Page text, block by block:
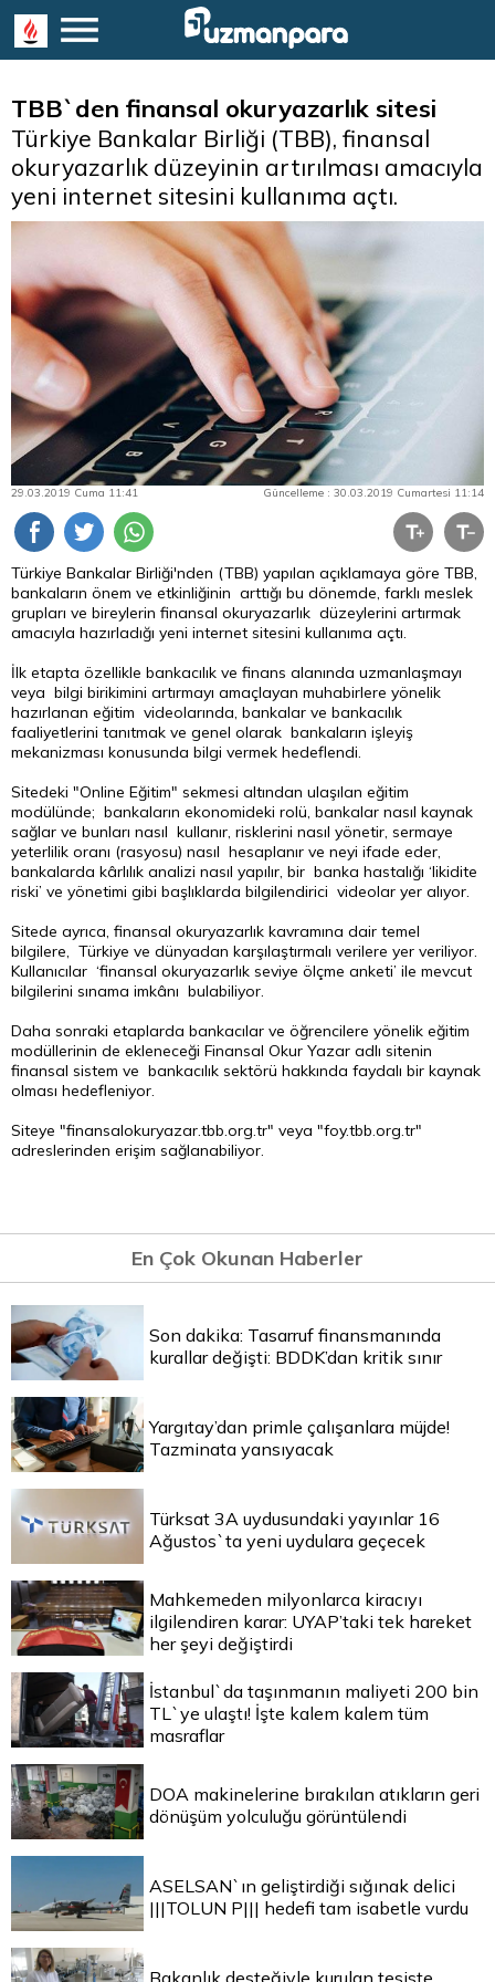
TBB`den finansal okuryazarlık sitesi
Türkiye Bankalar Birliği (TBB), finansal
okuryazarlık düzeyinin artırılması amacıyla
yeni internet sitesini kullanıma açtı.
29.03.2019 Cuma 11:41 Güncelleme : 30.03.2019 Cumartesi 11:14
Türkiye Bankalar Birliği'nden (TBB) yapılan açıklamaya göre TBB,
bankaların önem ve etkinliğinin arttığı bu dönemde, farklı meslek
grupları ve bireylerin finansal okuryazarlık düzeylerini artırmak
amacıyla hazırladığı yeni internet sitesini kullanıma açtı.
İlk etapta özellikle bankacılık ve finans alanında uzmanlaşmayı
veya bilgi birikimini artırmayı amaçlayan muhabirlere yönelik
hazırlanan eğitim videolarında, bankalar ve bankacılık
faaliyetlerini tanıtmak ve genel olarak bankaların işleyiş
mekanizması konusunda bilgi vermek hedeflendi.
Sitedeki "Online Eğitim" sekmesi altından ulaşılan eğitim
modülünde; bankaların ekonomideki rolü, bankalar nasıl kaynak
sağlar ve bunları nasıl kullanır, risklerini nasıl yönetir, sermaye
yeterlilik oranı (rasyosu) nasıl hesaplanır ve neyi ifade eder,
bankalarda kârlılık analizi nasıl yapılır, bir banka hastalığı ‘likidite
riski’ ve yönetimi gibi başlıklarda bilgilendirici videolar yer alıyor.
Sitede ayrıca, finansal okuryazarlık kavramına dair temel
bilgilere, Türkiye ve dünyadan karşılaştırmalı verilere yer veriliyor.
Kullanıcılar ‘finansal okuryazarlık seviye ölçme anketi’ ile mevcut
bilgilerini sınama imkânı bulabiliyor.
Daha sonraki etaplarda bankacılar ve öğrencilere yönelik eğitim
modüllerinin de ekleneceği Finansal Okur Yazar adlı sitenin
finansal sistem ve bankacılık sektörü hakkında faydalı bir kaynak
olması hedefleniyor.
Siteye "finansalokuryazar.tbb.org.tr" veya "foy.tbb.org.tr"
adreslerinden erişim sağlanabiliyor.
En Çok Okunan Haberler
Son dakika: Tasarruf finansmanında
kurallar değişti: BDDK’dan kritik sınır
Yargıtay’dan primle çalışanlara müjde!
Tazminata yansıyacak
Türksat 3A uydusundaki yayınlar 16
Ağustos`ta yeni uydulara geçecek
Mahkemeden milyonlarca kiracıyı
ilgilendiren karar: UYAP’taki tek hareket
her şeyi değiştirdi
İstanbul`da taşınmanın maliyeti 200 bin
TL`ye ulaştı! İşte kalem kalem tüm
masraflar
DOA makinelerine bırakılan atıkların geri
dönüşüm yolculuğu görüntülendi
ASELSAN`ın geliştirdiği sığınak delici
|||TOLUN P||| hedefi tam isabetle vurdu